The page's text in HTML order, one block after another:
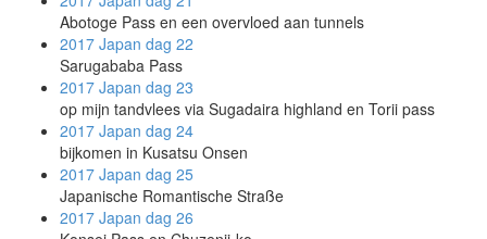
Abotoge Pass en een overvloed aan tunnels
2017 Japan dag 22
Sarugababa Pass
2017 Japan dag 23
op mijn tandvlees via Sugadaira highland en Torii pass
2017 Japan dag 24
bijkomen in Kusatsu Onsen
2017 Japan dag 25
Japanische Romantische Straße
2017 Japan dag 26